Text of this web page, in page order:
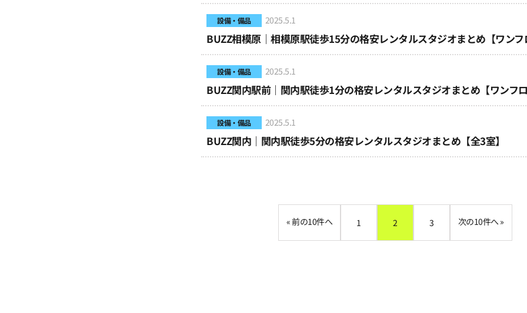
設備・備品 2025.5.1
BUZZ相模原｜相模原駅徒歩15分の格安レンタルスタジオまとめ【ワンフ
設備・備品 2025.5.1
BUZZ関内駅前｜関内駅徒歩1分の格安レンタルスタジオまとめ【ワンフ
設備・備品 2025.5.1
BUZZ関内｜関内駅徒歩5分の格安レンタルスタジオまとめ【全3室】
« 1 2 3 »